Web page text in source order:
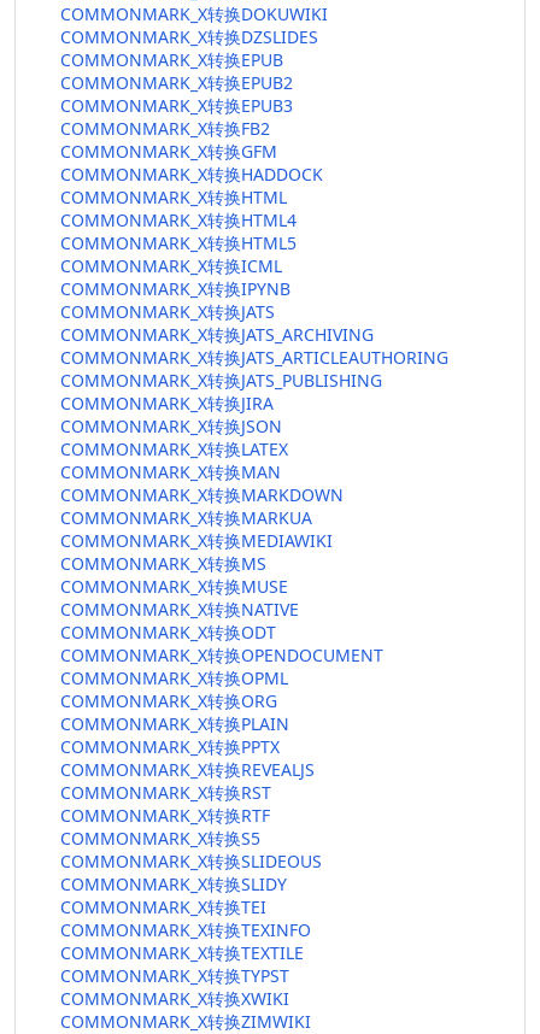
COMMONMARK_X转换DOKUWIKI
COMMONMARK_X转换DZSLIDES
COMMONMARK_X转换EPUB
COMMONMARK_X转换EPUB2
COMMONMARK_X转换EPUB3
COMMONMARK_X转换FB2
COMMONMARK_X转换GFM
COMMONMARK_X转换HADDOCK
COMMONMARK_X转换HTML
COMMONMARK_X转换HTML4
COMMONMARK_X转换HTML5
COMMONMARK_X转换ICML
COMMONMARK_X转换IPYNB
COMMONMARK_X转换JATS
COMMONMARK_X转换JATS_ARCHIVING
COMMONMARK_X转换JATS_ARTICLEAUTHORING
COMMONMARK_X转换JATS_PUBLISHING
COMMONMARK_X转换JIRA
COMMONMARK_X转换JSON
COMMONMARK_X转换LATEX
COMMONMARK_X转换MAN
COMMONMARK_X转换MARKDOWN
COMMONMARK_X转换MARKUA
COMMONMARK_X转换MEDIAWIKI
COMMONMARK_X转换MS
COMMONMARK_X转换MUSE
COMMONMARK_X转换NATIVE
COMMONMARK_X转换ODT
COMMONMARK_X转换OPENDOCUMENT
COMMONMARK_X转换OPML
COMMONMARK_X转换ORG
COMMONMARK_X转换PLAIN
COMMONMARK_X转换PPTX
COMMONMARK_X转换REVEALJS
COMMONMARK_X转换RST
COMMONMARK_X转换RTF
COMMONMARK_X转换S5
COMMONMARK_X转换SLIDEOUS
COMMONMARK_X转换SLIDY
COMMONMARK_X转换TEI
COMMONMARK_X转换TEXINFO
COMMONMARK_X转换TEXTILE
COMMONMARK_X转换TYPST
COMMONMARK_X转换XWIKI
COMMONMARK_X转换ZIMWIKI